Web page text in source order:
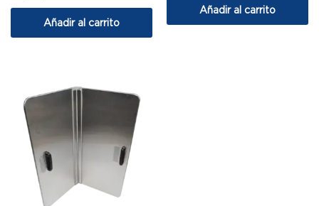
Añadir al carrito
Añadir al carrito